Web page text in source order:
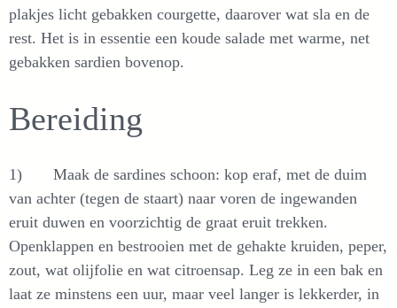
plakjes licht gebakken courgette, daarover wat sla en de
rest. Het is in essentie een koude salade met warme, net
gebakken sardien bovenop.
Bereiding
1) Maak de sardines schoon: kop eraf, met de duim
van achter (tegen de staart) naar voren de ingewanden
eruit duwen en voorzichtig de graat eruit trekken.
Openklappen en bestrooien met de gehakte kruiden, peper,
zout, wat olijfolie en wat citroensap. Leg ze in een bak en
laat ze minstens een uur, maar veel langer is lekkerder, in